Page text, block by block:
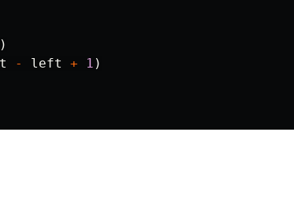
)
- left + 1 )